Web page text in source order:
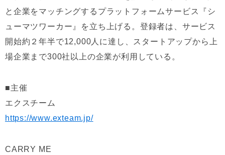
と企業をマッチングするプラットフォームサービス『シ
ューマツワーカー』を立ち上げる。登録者は、サービス
開始約２年半で12,000人に達し、スタートアップから上
場企業まで300社以上の企業が利用している。
■主催
エクスチーム
https://www.exteam.jp/
CARRY ME